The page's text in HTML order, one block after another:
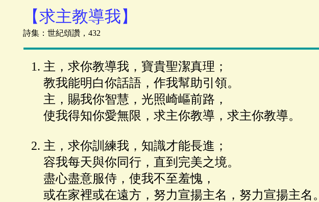
【求主教導我】
詩集：世紀頌讚，432
主，求你教導我，寶貴聖潔真理；
教我能明白你話語，作我幫助引領。
主，賜我你智慧，光照崎嶇前路，
使我得知你愛無限，求主你教導，求主你教導。
主，求你訓練我，知識才能長進；
容我每天與你同行，直到完美之境。
盡心盡意服侍，使我不至羞愧，
或在家裡或在遠方，努力宣揚主名，努力宣揚主名。